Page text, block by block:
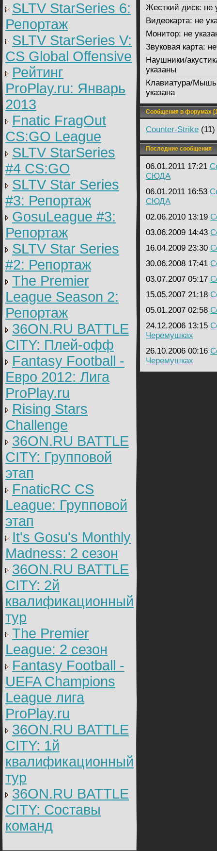
SLTV StarSeries 6:
Репортаж
SLTV StarSeries V:
CS Global Offensive
Рейтинг
ProPlay.ru: Январь
2013
Fnatic FragOut
CS:GO League
SLTV StarSeries
#4 CS:GO
SLTV Star Series
#3: Репортаж
GosuLeague #3:
Репортаж
SLTV Star Series
#2: Репортаж
The Premier
League Season 2:
Репортаж
36ON.RU BATTLE
CITY: Плей-офф
Fantasy Football -
Евро 2012: Лига
ProPlay.ru
Rising Stars
Challenge
36ON.RU BATTLE
CITY: Групповой
этап
FnaticRC CS
League: Групповой
этап
It's Gosu's Monthly
Madness: 2 сезон
36ON.RU BATTLE
CITY: 2й
квалификационный
тур
The Premier
League: 2 cезон
Fantasy Football -
UEFA Champions
League лига
ProPlay.ru
36ON.RU BATTLE
CITY: 1й
квалификационный
тур
36ON.RU BATTLE
CITY: Составы
команд
Жесткий диск: не
Видеокарта: не
Монитор: не
Звуковая карта:
Наушники/
указаны
Клавиатура/
указана
Сообщения в форумах
Counter-Strike (11)
Последние сообщения
06.01.2011 17:21
СЮДА
06.01.2011 16:53
СЮДА
02.06.2010 13:19
03.06.2009 14:43
16.04.2009 23:30
30.06.2008 17:41
03.07.2007 05:17
15.05.2007 21:18
05.01.2007 02:58
24.12.2006 13:15
Черемушках
26.10.2006 00:16
Черемушках